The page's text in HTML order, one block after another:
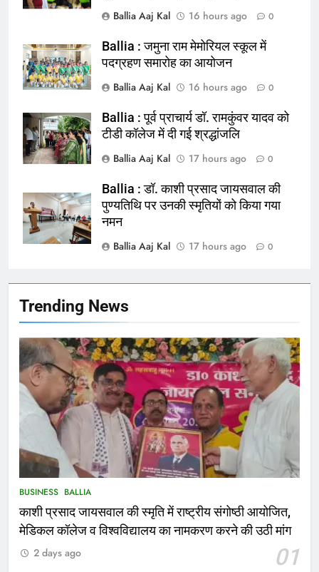
Trending News
BUSINESS BALLIA
काशी प्रसाद जायसवाल की स्मृति में राष्ट्रीय संगोष्ठी आयोजित,
मेडिकल कॉलेज व विश्वविद्यालय का नामकरण करने की उठी मांग
01
2 days ago
164
चिकित्सक, किया प्रदर्शन
NATIONAL बलिया
165
बलिया को मिलेगी नई ट्रेन की सौगात
NATIONAL बलिया
166
फांसी लगाकर दी जान
NATIONAL
167
Ballia : थैंक्यू बलिया पुलिस: पीड़िता को
मिले 1.38 लाख रूपये
NATIONAL बलिया
कोचिंग सेंटर में लगी भीषण आग, जान
बचाने के लिए छात्रों ने लगाई छलांग, कई
2
भरत तिवारी एनकाउंटर मामले को लेकर
सियासत तेज, भाजपा सांसद ने बताई हत्या
Ballia Aaj Kal
16 hours ago 0
Ballia : जमुना राम मेमोरियल स्कूल में
पदग्रहण समारोह का आयोजन
Ballia Aaj Kal
16 hours ago 0
Ballia : पूर्व प्राचार्य डॉ. रामकुंवर यादव को
टीडी कॉलेज में दी गई श्रद्धांजलि
Ballia Aaj Kal
17 hours ago 0
Ballia : डॉ. काशी प्रसाद जायसवाल की
पुण्यतिथि पर उनकी स्मृतियों को किया गया
नमन
Ballia Aaj Kal
17 hours ago 0